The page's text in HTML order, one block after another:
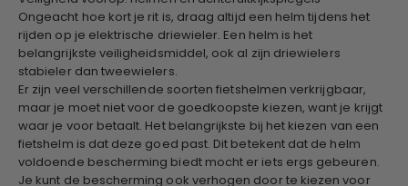
Ongeacht hoe kort je rit is, draag altijd een helm tijdens het
rijden op je elektrische driewieler. Een helm is het
belangrijkste veiligheidsmiddel, ook al zijn driewielers
stabieler dan tweewielers.
Er zijn veel verschillende soorten fietshelmen verkrijgbaar,
maar je moet niet voor de goedkoopste kiezen, want je krijgt
waar je voor betaalt. Het belangrijkste bij het kiezen van een
fietshelm is dat deze goed past. Dit betekent dat de helm
voldoende bescherming biedt mocht er iets ergs gebeuren.
Je kunt de bescherming ook verhogen door te kiezen voor